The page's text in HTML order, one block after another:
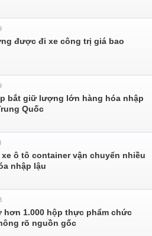
được đi xe công trị giá bao
bắt giữ lượng lớn hàng hóa nhập
Quốc
ô tô container vận chuyển nhiều
nhập lậu
hơn 1.000 hộp thực phẩm chức
rõ nguồn gốc